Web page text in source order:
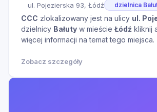
ul. Pojezierska 93, Łódź
dzielnica
CCC zlokalizowany jest na ulicy ul.
dzielnicy Bałuty w mieście Łódź kliknij
więcej informacji na temat tego miejsca.
Zobacz szczegóły